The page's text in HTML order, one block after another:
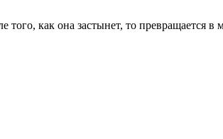
как она застынет, то превращается в